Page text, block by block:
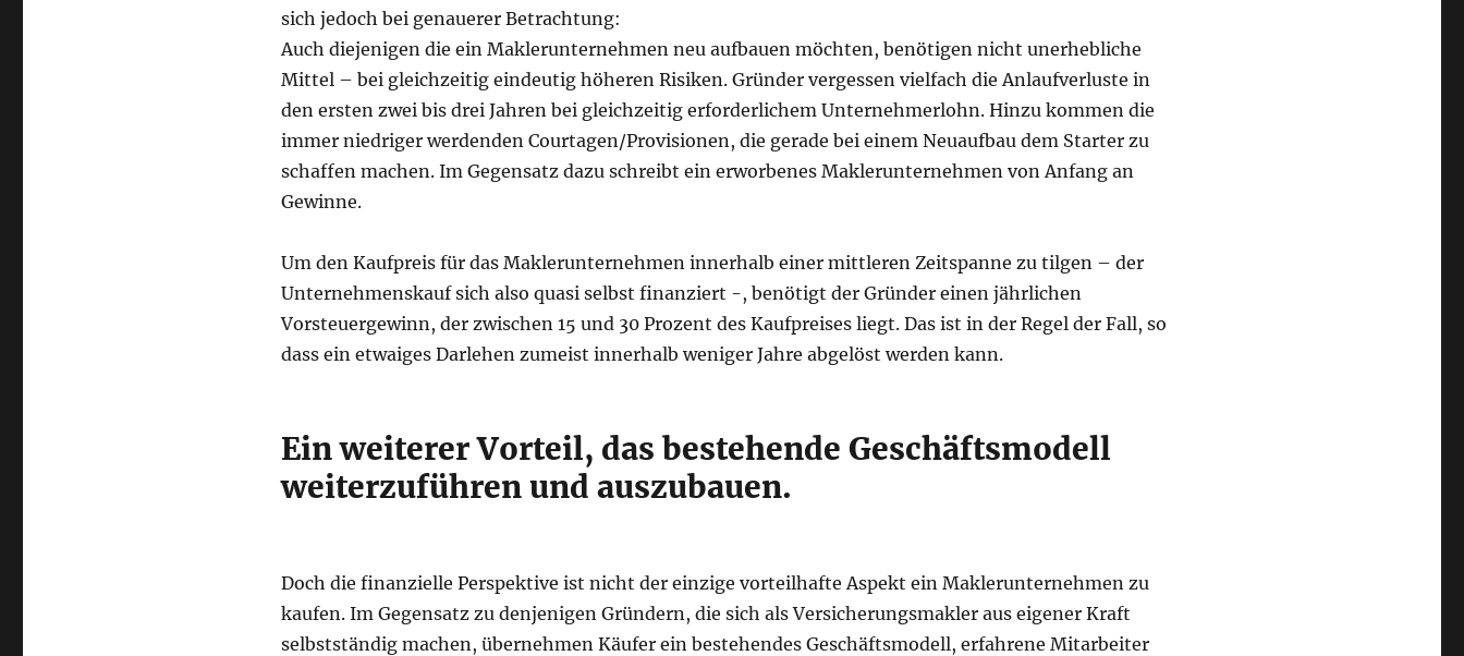
sich jedoch bei genauerer Betrachtung:
Auch diejenigen die ein Maklerunternehmen neu aufbauen möchten, benötigen nicht unerhebliche
Mittel – bei gleichzeitig eindeutig höheren Risiken. Gründer vergessen vielfach die Anlaufverluste in
den ersten zwei bis drei Jahren bei gleichzeitig erforderlichem Unternehmerlohn. Hinzu kommen die
immer niedriger werdenden Courtagen/Provisionen, die gerade bei einem Neuaufbau dem Starter zu
schaffen machen. Im Gegensatz dazu schreibt ein erworbenes Maklerunternehmen von Anfang an
Gewinne.
Um den Kaufpreis für das Maklerunternehmen innerhalb einer mittleren Zeitspanne zu tilgen – der
Unternehmenskauf sich also quasi selbst finanziert -, benötigt der Gründer einen jährlichen
Vorsteuergewinn, der zwischen 15 und 30 Prozent des Kaufpreises liegt. Das ist in der Regel der Fall, so
dass ein etwaiges Darlehen zumeist innerhalb weniger Jahre abgelöst werden kann.
Ein weiterer Vorteil, das bestehende Geschäftsmodell
weiterzuführen und auszubauen.
Doch die finanzielle Perspektive ist nicht der einzige vorteilhafte Aspekt ein Maklerunternehmen zu
kaufen. Im Gegensatz zu denjenigen Gründern, die sich als Versicherungsmakler aus eigener Kraft
selbstständig machen, übernehmen Käufer ein bestehendes Geschäftsmodell, erfahrene Mitarbeiter